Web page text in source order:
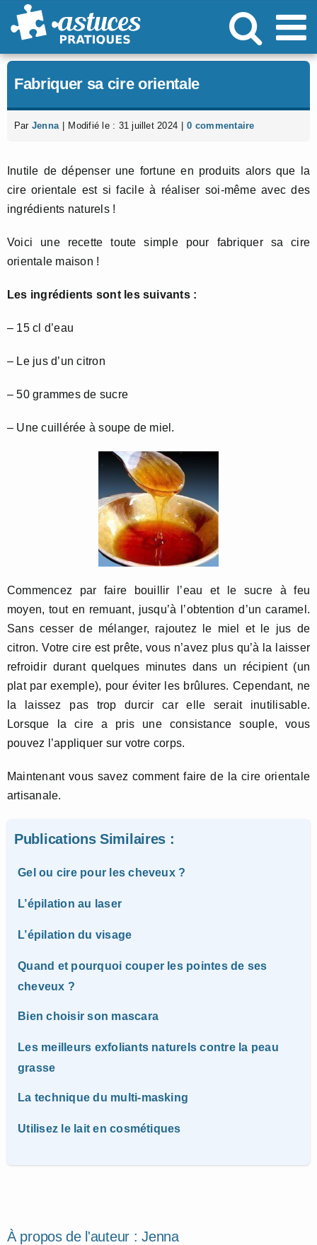
Passer
au
Fabriquer sa cire orientale
Par Jenna Modifié le : 31 juillet 2024 0 commentaire
Inutile de dépenser une fortune en produits alors que la
cire orientale est si facile à réaliser soi-même avec des
ingrédients naturels !
Voici une recette toute simple pour fabriquer sa cire
orientale maison !
Les ingrédients sont les suivants :
– 15 cl d’eau
– Le jus d’un citron
– 50 grammes de sucre
– Une cuillérée à soupe de miel.
Commencez par faire bouillir l’eau et le sucre à feu
moyen, tout en remuant, jusqu’à l’obtention d’un caramel.
Sans cesser de mélanger, rajoutez le miel et le jus de
citron. Votre cire est prête, vous n’avez plus qu’à la laisser
refroidir durant quelques minutes dans un récipient (un
plat par exemple), pour éviter les brûlures. Cependant, ne
la laissez pas trop durcir car elle serait inutilisable.
Lorsque la cire a pris une consistance souple, vous
pouvez l’appliquer sur votre corps.
Maintenant vous savez comment faire de la cire orientale
artisanale.
Publications Similaires :
Gel ou cire pour les cheveux ?
L’épilation au laser
L’épilation du visage
Quand et pourquoi couper les pointes de ses
cheveux ?
Bien choisir son mascara
Les meilleurs exfoliants naturels contre la peau
grasse
La technique du multi-masking
Utilisez le lait en cosmétiques
À propos de l'auteur :Jenna